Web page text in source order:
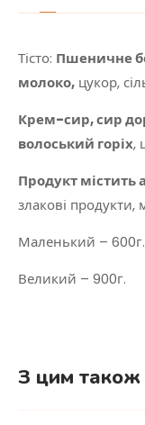
Тісто: Пшеничне
молоко, цукор,
Крем-сир, сир
волоський горіх,
Продукт містить
злакові продукти,
Маленький – 600г.
Великий – 900г.
З цим також